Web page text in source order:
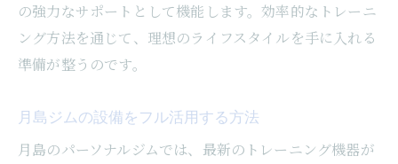
の強力なサポートとして機能します。効率的なトレーニ
ング方法を通じて、理想のライフスタイルを手に入れる
準備が整うのです。
月島ジムの設備をフル活用する方法
月島のパーソナルジムでは、最新のトレーニング機器が